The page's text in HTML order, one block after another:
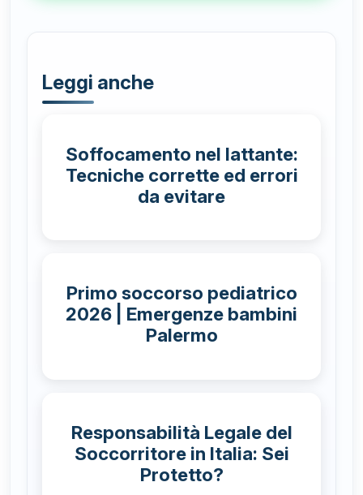
Leggi anche
Soffocamento nel lattante:
Tecniche corrette ed errori
da evitare
Primo soccorso pediatrico
2026 | Emergenze bambini
Palermo
Responsabilità Legale del
Soccorritore in Italia: Sei
Protetto?